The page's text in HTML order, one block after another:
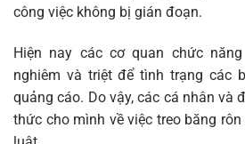
công việc không bị gián đoạn.
Hiện nay các cơ quan chức
nghiêm và triệt để tình trạng các
quảng cáo. Do vậy, các cá nhân và
thức cho mình về việc treo băng